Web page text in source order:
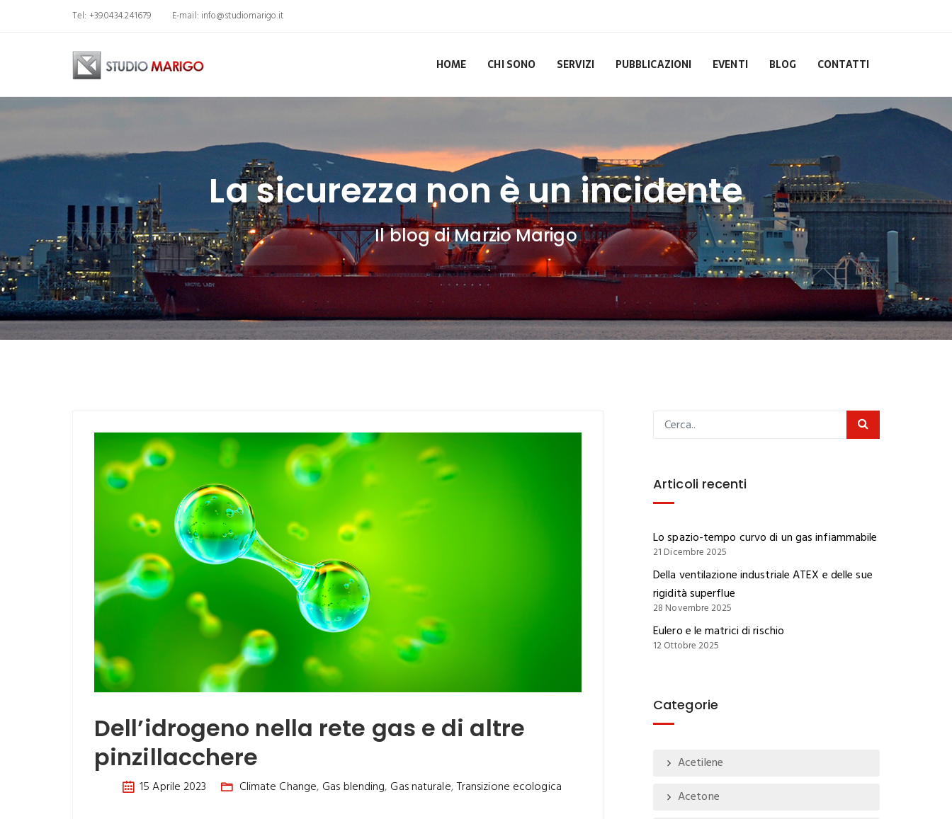
Tel: +39.0434.241679 E-mail: info@studiomarigo.it
HOME CHI SONO SERVIZI PUBBLICAZIONI EVENTI BLOG CONTATTI
La sicurezza non è un incidente
Il blog di Marzio Marigo
Dell’idrogeno nella rete gas e di altre
pinzillacchere
15 Aprile 2023 Climate Change, Gas blending, Gas naturale, Transizione ecologica
Articoli recenti
Lo spazio-tempo curvo di un gas infiammabile
21 Dicembre 2025
Della ventilazione industriale ATEX e delle sue
rigidità superflue
28 Novembre 2025
Eulero e le matrici di rischio
12 Ottobre 2025
Categorie
Acetilene
Acetone